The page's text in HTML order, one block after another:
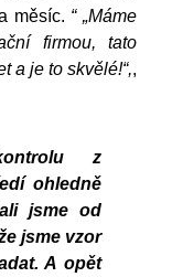
měsíc. “ „Máme
firmou, tato
a je to skvělé!“,,
z
ohledně
jsme od
jsme vzor
A opět